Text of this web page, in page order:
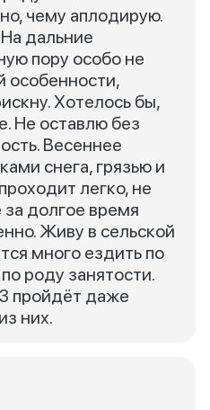
чему аплодирую.
дальние
пору особо не
особенности,
Хотелось бы,
Не оставлю без
Весеннее
снега, грязью и
легко, не
за долгое время
Живу в сельской
много ездить по
роду занятости.
пройдёт даже
них.